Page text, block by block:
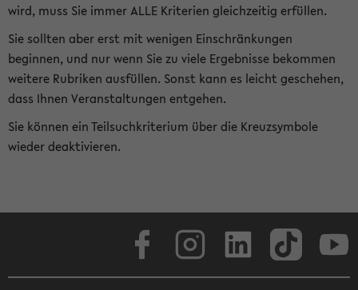
wird, muss Sie immer ALLE Kriterien gleichzeitig erfüllen.
Sie sollten aber erst mit wenigen Einschränkungen
beginnen, und nur wenn Sie zu viele Ergebnisse bekommen
weitere Rubriken ausfüllen. Sonst kann es leicht geschehen,
dass Ihnen Veranstaltungen entgehen.
Sie können ein Teilsuchkriterium über die Kreuzsymbole
wieder deaktivieren.